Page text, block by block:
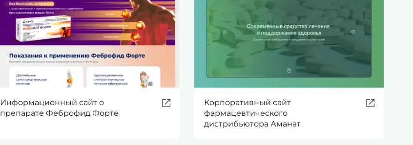
Информационный сайт о
препарате Феброфид Форте
Корпоративный сайт
фармацевтического
дистрибьютора Аманат